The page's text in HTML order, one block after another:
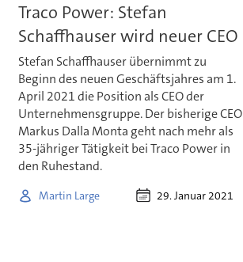
Traco Power: Stefan
Schaffhauser wird neuer CEO
Stefan Schaffhauser übernimmt zu
Beginn des neuen Geschäftsjahres am 1.
April 2021 die Position als CEO der
Unternehmensgruppe. Der bisherige CEO
Markus Dalla Monta geht nach mehr als
35-jähriger Tätigkeit bei Traco Power in
den Ruhestand.
Martin Large 29. Januar 2021